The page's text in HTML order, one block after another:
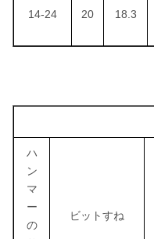
14-24 20 18.3
ハ
ン
マ
ー
の
ビットすね